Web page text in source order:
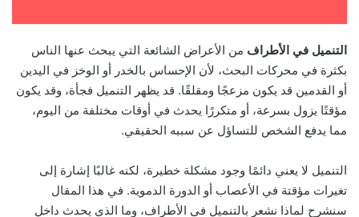
التنميل في الأطراف من الأعراض الشائعة التي يبحث عنها الناس
بكثرة في محركات البحث، لأن الإحساس بالخدر أو الوخز في اليدين
أو القدمين قد يكون مزعجًا ومقلقًا. قد يظهر التنميل فجأة، وقد يكون
مؤقتًا يزول بسرعة، أو متكررًا يحدث في أوقات مختلفة من اليوم،
مما يدفع الشخص للتساؤل عن سببه الحقيقي.
التنميل لا يعني دائمًا وجود مشكلة خطيرة، لكنه غالبًا إشارة إلى
تغيرات مؤقتة في الأعصاب أو الدورة الدموية. في هذا المقال
سنشرح لماذا نشعر بالتنميل في الأطراف، وما الذي يحدث داخل